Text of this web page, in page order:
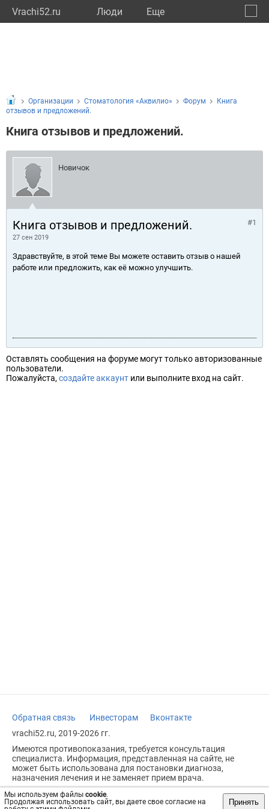
Vrachi52.ru Люди Eще
Мы используем файлы cookie.
Продолжая использовать сайт, вы даете свое согласие на
Принять
Организации Стоматология «Аквилио» Форум
Книга
отзывов и предложений.
Книга отзывов и предложений.
Новичок
Книга отзывов и предложений.
27 сен 2019
#1
Здравствуйте, в этой теме Вы можете оставить отзыв о нашей
работе или предложить, как её можно улучшить.
Оставлять сообщения на форуме могут только авторизованные
пользователи.
Пожалуйста, создайте аккаунт или выполните вход на сайт.
Обратная связь Инвесторам
Вконтакте
vrachi52.ru, 2019-2026 гг.
Имеются противопоказания, требуется консультация
специалиста. Информация, представленная на сайте, не
может быть использована для постановки диагноза,
назначения лечения и не заменяет прием врача.
Возрастное ограничение: 18+